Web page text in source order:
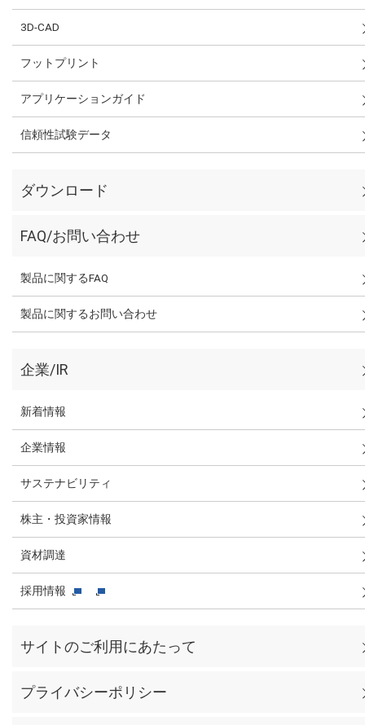
3D-CAD
フットプリント
アプリケーションガイド
信頼性試験データ
ダウンロード
FAQ/お問い合わせ
製品に関するFAQ
製品に関するお問い合わせ
企業/IR
新着情報
企業情報
サステナビリティ
株主・投資家情報
資材調達
採用情報
サイトのご利用にあたって
プライバシーポリシー